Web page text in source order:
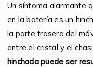
Un síntoma alarmante
en la batería es un
la parte trasera del
entre el cristal y el
hinchada puede ser